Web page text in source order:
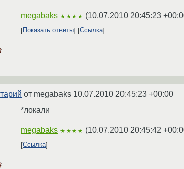
megabaks ★★★★ (10.07.2010 20:45:23
Показать ответы Ссылка
от megabaks 10.07.2010 20:45:23 +00:00
*локали
megabaks ★★★★ (10.07.2010 20:45:42
Ссылка